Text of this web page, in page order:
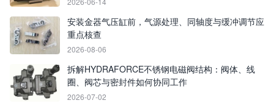
安装金器气压缸前，气源处理、同轴度与缓冲调节应
重点核查
2026-08-06
拆解HYDRAFORCE不锈钢电磁阀结构：阀体、线
圈、阀芯与密封件如何协同工作
2026-07-02